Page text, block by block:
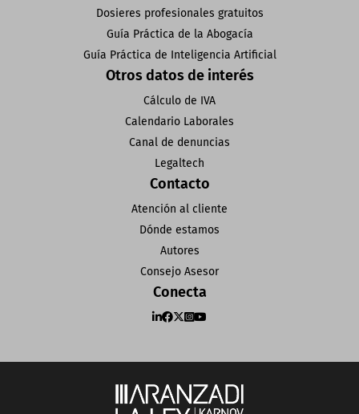
Dosieres profesionales gratuitos
Guía Práctica de la Abogacía
Guía Práctica de Inteligencia Artificial
Otros datos de interés
Cálculo de IVA
Calendario Laborales
Canal de denuncias
Legaltech
Contacto
Atención al cliente
Dónde estamos
Autores
Consejo Asesor
Conecta